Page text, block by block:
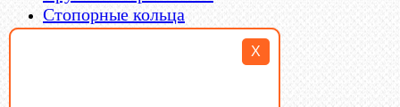
X
Стопорные кольца
Такелаж